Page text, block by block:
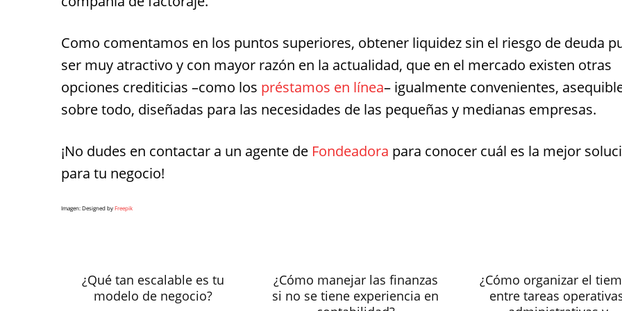
Como comentamos en los puntos superiores, obtener liquidez sin el riesgo de deuda
ser muy atractivo y con mayor razón en la actualidad, que en el mercado existen otras
opciones crediticias –como los préstamos en línea– igualmente convenientes,
sobre todo, diseñadas para las necesidades de las pequeñas y medianas empresas.
¡No dudes en contactar a un agente de Fondeadora para conocer cuál es la mejor
para tu negocio!
Imagen: Designed byFreepik
¿Qué tan escalable es tu
modelo de negocio?
¿Cómo manejar las finanzas
si no se tiene experiencia en
¿Cómo organizar el
entre tareas